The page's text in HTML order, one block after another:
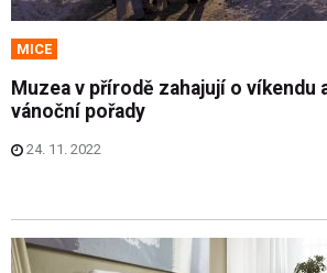
MICE
Muzea v přírodě zahajují o víkendu
vánoční pořady
24. 11. 2022